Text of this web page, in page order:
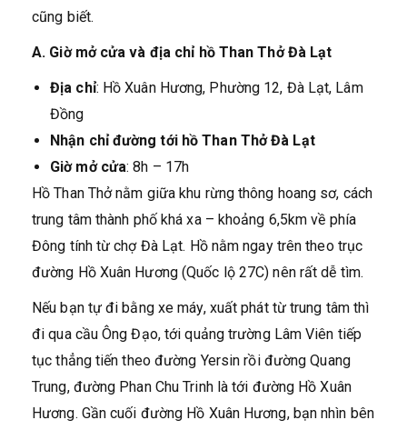
cũng biết.
A. Giờ mở cửa và địa chỉ hồ Than Thở Đà Lạt
Địa chỉ: Hồ Xuân Hương, Phường 12, Đà Lạt, Lâm
Đồng
Nhận chỉ đường tới hồ Than Thở Đà Lạt
Giờ mở cửa: 8h – 17h
Hồ Than Thở nằm giữa khu rừng thông hoang sơ, cách
trung tâm thành phố khá xa – khoảng 6,5km về phía
Đông tính từ chợ Đà Lạt. Hồ nằm ngay trên theo trục
đường Hồ Xuân Hương (Quốc lộ 27C) nên rất dễ tìm.
Nếu bạn tự đi bằng xe máy, xuất phát từ trung tâm thì
đi qua cầu Ông Đạo, tới quảng trường Lâm Viên tiếp
tục thẳng tiến theo đường Yersin rồi đường Quang
Trung, đường Phan Chu Trinh là tới đường Hồ Xuân
Hương. Gần cuối đường Hồ Xuân Hương, bạn nhìn bên